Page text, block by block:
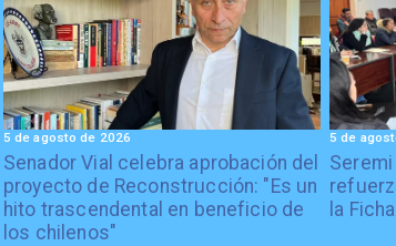
Senador Vial celebra aprobación del
proyecto de Reconstrucción: "Es un
hito trascendental en beneficio de
los chilenos"
5 de agosto de 2026
la
5 de